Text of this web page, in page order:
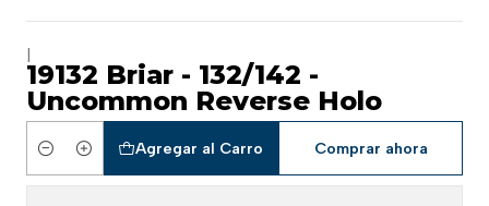
19132 Briar - 132/142 -
Uncommon Reverse Holo
Cantidad
Agregar al Carro Comprar ahora